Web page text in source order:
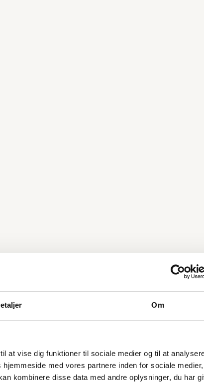
Om
at vise dig funktioner til sociale medier og til at
med vores partnere inden for sociale medier,
kombinere disse data med andre oplysninger, du har